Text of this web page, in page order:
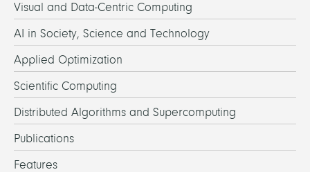
Visual and Data-Centric Computing
AI in Society, Science and Technology
Applied Optimization
Scientific Computing
Distributed Algorithms and Supercomputing
Publications
Features